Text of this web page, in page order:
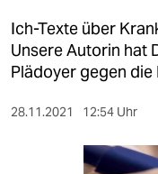
kultur
sport
berlin
Ich-Texte über
Unsere Autorin hat
Plädoyer gegen
28.11.2021 12:54 Uhr